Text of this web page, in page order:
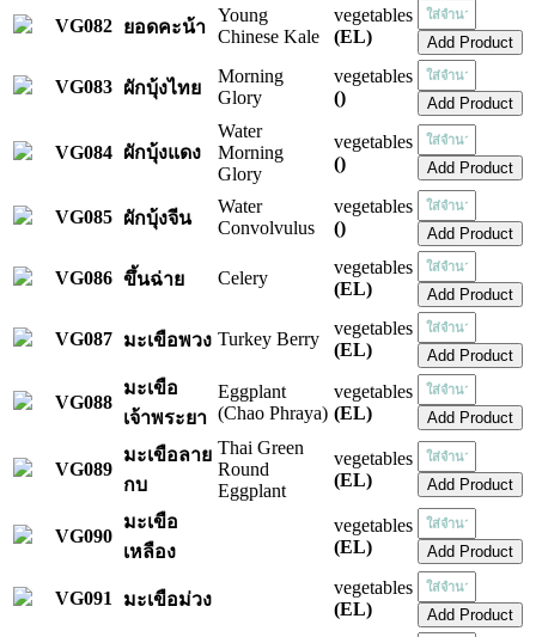
VG082 ยอดคะน้า
Young
Chinese Kale
vegetables
(EL)
VG083 ผักบุ้งไทย
Morning
Glory
vegetables
()
VG084 ผักบุ้งแดง
Water
Morning
Glory
vegetables
()
VG085 ผักบุ้งจีน
Water
Convolvulus
vegetables
()
VG086 ขึ้นฉ่าย Celery
vegetables
(EL)
VG087 มะเขือพวง Turkey Berry
vegetables
(EL)
VG088
มะเขือ
เจ้าพระยา
Eggplant
(Chao Phraya)
vegetables
(EL)
VG089
มะเขือลาย
กบ
Thai Green
Round
Eggplant
vegetables
(EL)
VG090
มะเขือ
เหลือง
vegetables
(EL)
VG091 มะเขือม่วง
vegetables
(EL)